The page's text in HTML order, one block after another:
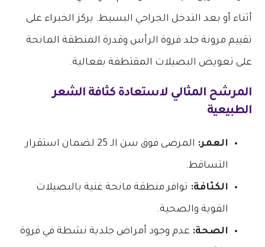
أثناء أو بعد التدخل الجراحي البسيط. يركز الخبراء على
تقييم مرونة جلد فروة الرأس وقدرة المنطقة المانحة
على تعويض البصيلات المقتطفة بفعالية.
المرشح المثالي لاستعادة كثافة الشعر
الطبيعية
العمر: المرضى فوق سن الـ 25 لضمان استقرار
التساقط.
الكثافة: توافر منطقة مانحة غنية بالبصيلات
القوية والصحية.
الصحة: عدم وجود أمراض جلدية نشطة في فروة